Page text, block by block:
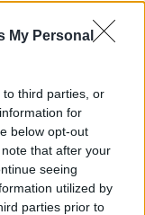
My Personal
third parties, or
for
below opt-out
that after your
seeing
utilized by
parties prior to
care este
închisoare